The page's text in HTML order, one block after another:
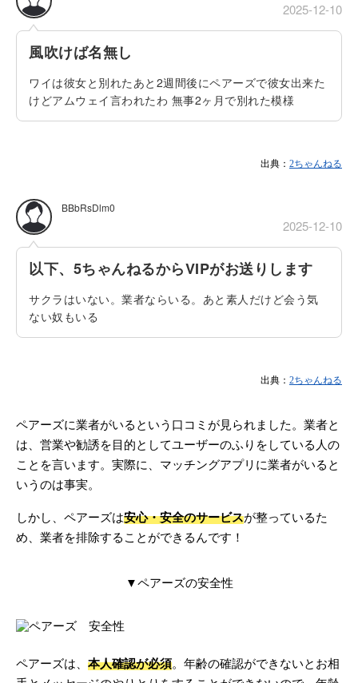
2025-12-10
風吹けば名無し
ワイは彼女と別れたあと2週間後にペアーズで彼女出来た
けどアムウェイ言われたわ 無事2ヶ月で別れた模様
出典： 2ちゃんねる
BBbRsDlm0
2025-12-10
以下、5ちゃんねるからVIPがお送りします
サクラはいない。業者ならいる。あと素人だけど会う気
ない奴もいる
出典： 2ちゃんねる
ペアーズに業者がいるという口コミが見られました。業者と
は、営業や勧誘を目的としてユーザーのふりをしている人の
ことを言います。実際に、マッチングアプリに業者がいると
いうのは事実。
しかし、ペアーズは安心・安全のサービスが整っているた
め、業者を排除することができるんです！
▼ペアーズの安全性
ペアーズは、 本人確認が必須。年齢の確認ができないとお相